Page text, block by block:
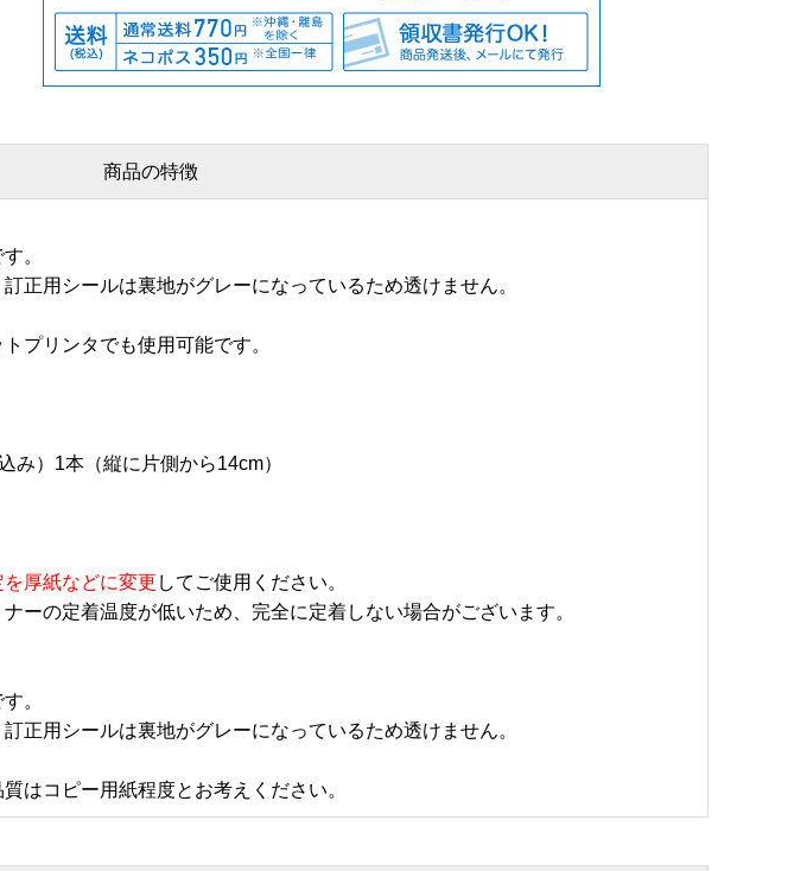
商品の特徴
。
正用シールは裏地がグレーになっているため透けません。
プリンタでも使用可能です。
み）1本（縦に片側から14cm）
厚紙などに変更 してご使用ください。
ーの定着温度が低いため、完全に定着しない場合がございます。
。
正用シールは裏地がグレーになっているため透けません。
はコピー用紙程度とお考えください。